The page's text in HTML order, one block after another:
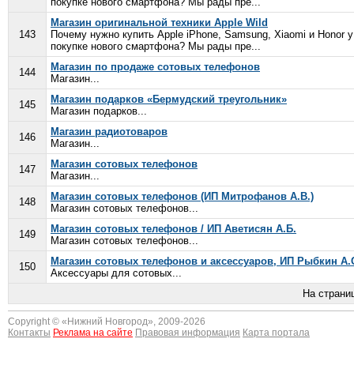
143
Магазин оригинальной техники Apple Wild
Почему нужно купить Apple iPhone, Samsung, Xiaomi и
покупке нового смартфона? Мы рады пре...
144
Магазин по продаже сотовых телефонов
Магазин...
145
Магазин подарков «Бермудский треугольник»
Магазин подарков...
146
Магазин радиотоваров
Магазин...
147
Магазин сотовых телефонов
Магазин...
148
Магазин сотовых телефонов (ИП Митрофанов А.В.)
Магазин сотовых телефонов...
149
Магазин сотовых телефонов / ИП Аветисян А.Б.
Магазин сотовых телефонов...
150
Магазин сотовых телефонов и аксессуаров, ИП Рыбкин
Аксессуары для сотовых...
На
Copyright © « Нижний Новгород», 2009-2026
Контакты Реклама на сайте Правовая информация Карта портала